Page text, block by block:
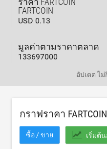
FARTCOIN
USD 0.13
มูลค่าตามราคาตลาด
133697000
อัปเดตไม่
กราฟราคา FARTCOIN
ซื้อ / ขาย เริ่มต้